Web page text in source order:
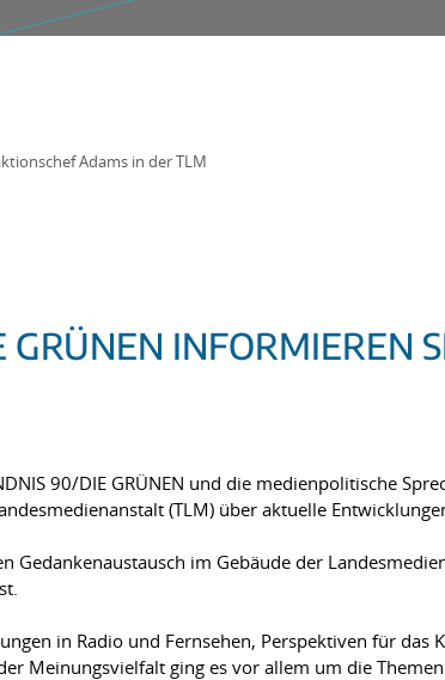
Adams in der TLM
INFORMIEREN
90/DIE GRÜNEN und die medienpolitische
(TLM) über aktuelle
Gedankenaustausch im Gebäude der
in Radio und Fernsehen, Perspektiven für das
Meinungsvielfalt ging es vor allem um die